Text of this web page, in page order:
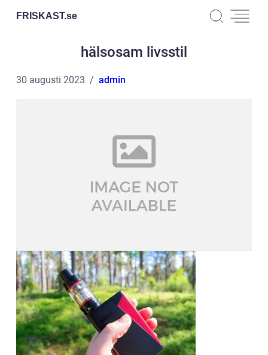
FRISKAST.se
hälsosam livsstil
30 augusti 2023 admin